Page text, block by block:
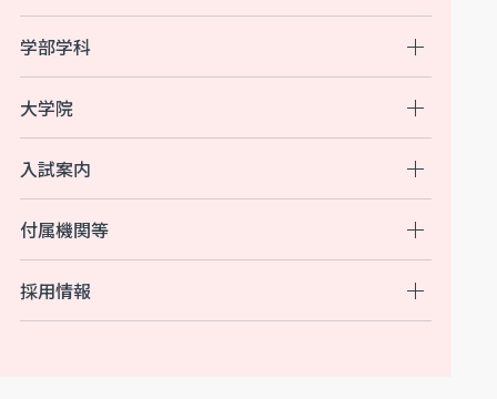
入試案内
付属機関等
学部学科
大学院
採用情報